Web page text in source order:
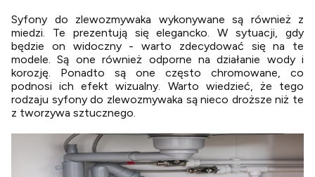
Syfony do zlewozmywaka wykonywane są również z
miedzi. Te prezentują się elegancko. W sytuacji, gdy
będzie on widoczny - warto zdecydować się na te
modele. Są one również odporne na działanie wody i
korozję. Ponadto są one często chromowane, co
podnosi ich efekt wizualny. Warto wiedzieć, że tego
rodzaju syfony do zlewozmywaka są nieco droższe niż te
z tworzywa sztucznego.